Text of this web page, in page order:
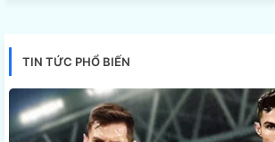
TIN TỨC PHỔ BIẾN